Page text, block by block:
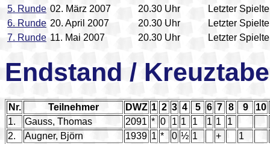
5. Runde 02. März 2007 20.30 Uhr
Letzter
6. Runde 20. April 2007 20.30 Uhr
Letzter
7. Runde 11. Mai 2007 20.30 Uhr Letzter
Endstand /
Nr. Teilnehmer DWZ 1 2 3 4 5 6 7 8 9
10
1.
Gauss, Thomas 2091 * 0 1 1 1 1 1
1
2.
Augner, Björn 1939 1 * 0 ½ 1 +
1